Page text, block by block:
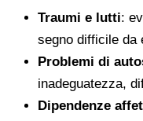
Traumi e lutti:
segno difficile da
Problemi di
inadeguatezza,
Dipendenze